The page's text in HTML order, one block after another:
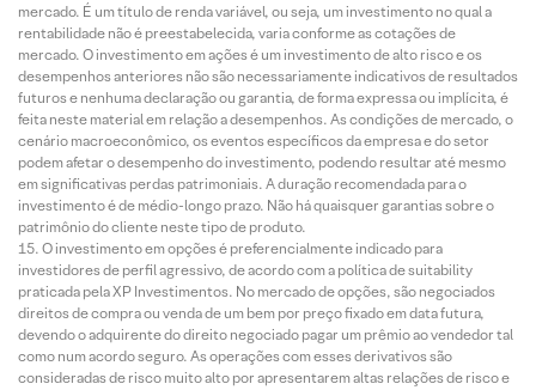
mercado. É um título de renda variável, ou seja, um investimento no qual a
rentabilidade não é preestabelecida, varia conforme as cotações de
mercado. O investimento em ações é um investimento de alto risco e os
desempenhos anteriores não são necessariamente indicativos de resultados
futuros e nenhuma declaração ou garantia, de forma expressa ou implícita, é
feita neste material em relação a desempenhos. As condições de mercado, o
cenário macroeconômico, os eventos específicos da empresa e do setor
podem afetar o desempenho do investimento, podendo resultar até mesmo
em significativas perdas patrimoniais. A duração recomendada para o
investimento é de médio-longo prazo. Não há quaisquer garantias sobre o
patrimônio do cliente neste tipo de produto.
O investimento em opções é preferencialmente indicado para
investidores de perfil agressivo, de acordo com a política de suitability
praticada pela XP Investimentos. No mercado de opções, são negociados
direitos de compra ou venda de um bem por preço fixado em data futura,
devendo o adquirente do direito negociado pagar um prêmio ao vendedor tal
como num acordo seguro. As operações com esses derivativos são
consideradas de risco muito alto por apresentarem altas relações de risco e